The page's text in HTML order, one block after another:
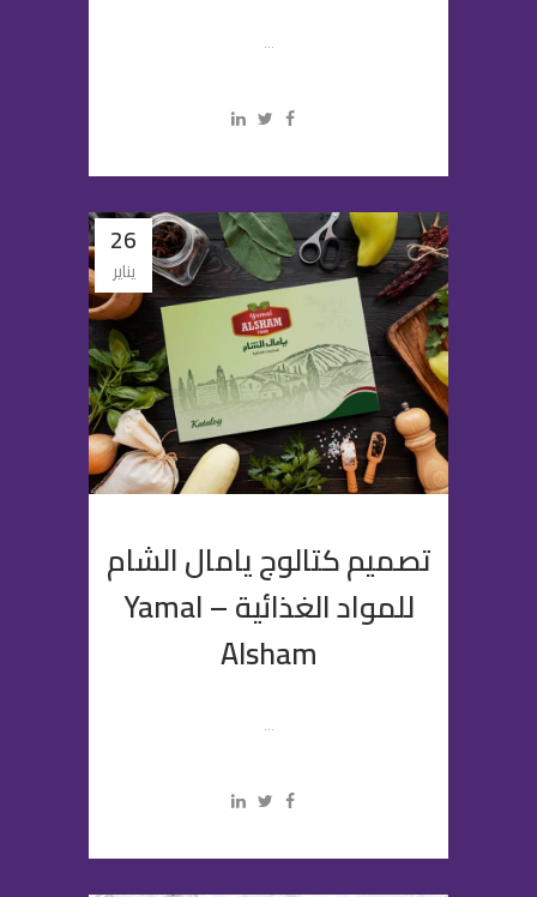
...
26
يناير
تصميم كتالوج يامال الشام
للمواد الغذائية – Yamal
Alsham
...